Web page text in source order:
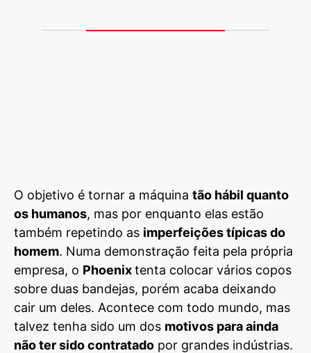
O objetivo é tornar a máquina tão hábil quanto
os humanos, mas por enquanto elas estão
também repetindo as imperfeições típicas do
homem. Numa demonstração feita pela própria
empresa, o Phoenixtenta colocar vários copos
sobre duas bandejas, porém acaba deixando
cair um deles. Acontece com todo mundo, mas
talvez tenha sido um dos motivos para ainda
não ter sido contratado por grandes indústrias.